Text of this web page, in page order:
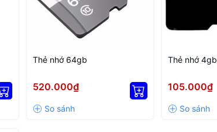
Thẻ nhớ 64gb
520.000₫
Thẻ nhớ 4gb
105.000₫